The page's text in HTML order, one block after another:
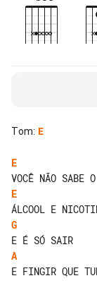
Tom: E
E
E
G
A
E FINGIR QUE